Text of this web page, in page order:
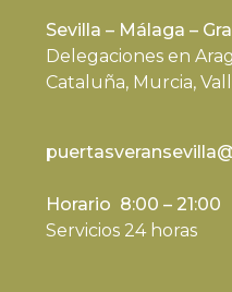
Sevilla – Málaga –
Delegaciones en
Cataluña, Murcia,
Horario 8:00 – 21:00
Servicios 24 horas